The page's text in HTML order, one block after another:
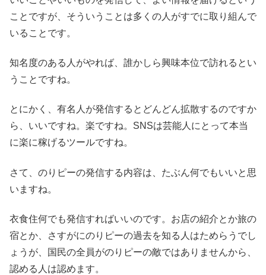
ことですが、そういうことは多くの人がすでに取り組んで
いることです。
知名度のある人がやれば、誰かしら興味本位で訪れるとい
うことですね。
とにかく、有名人が発信するとどんどん拡散するのですか
ら、いいですね。楽ですね。SNSは芸能人にとって本当
に楽に稼げるツールですね。
さて、のりピーの発信する内容は、たぶん何でもいいと思
いますね。
衣食住何でも発信すればいいのです。お店の紹介とか旅の
宿とか、さすがにのりピーの過去を知る人はためらうでし
ょうが、国民の全員がのりピーの敵ではありませんから、
認める人は認めます。